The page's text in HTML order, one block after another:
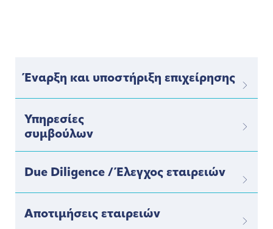
Έναρξη και υποστήριξη επιχείρησης
Υπηρεσίες
συμβούλων
Due Diligence / Έλεγχος εταιρειών
Αποτιμήσεις εταιρειών